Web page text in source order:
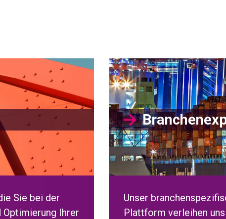
Sie bei der
Ihrer
Unser
Plattform verleihen